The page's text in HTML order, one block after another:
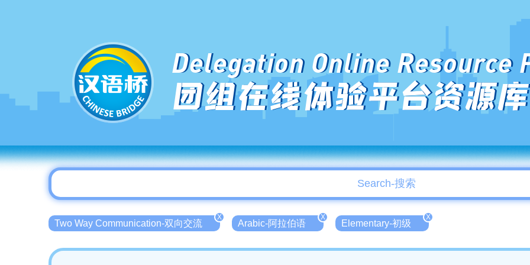
Delegation Online Resource
团组在线体验平台资源库
Two Way Communication-双向交流
X
Arabic-阿拉伯语
X
Elementary-初级
X